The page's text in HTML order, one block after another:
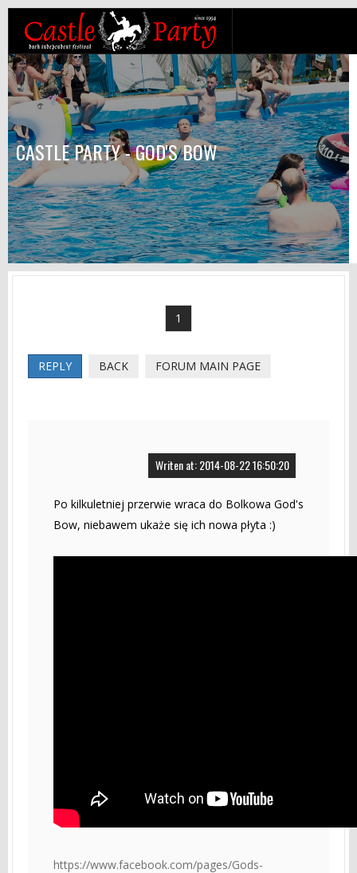
CASTLE PARTY - GOD'S BOW
1
REPLY BACK FORUM MAIN PAGE
Writen at: 2014-08-22 16:50:20
Po kilkuletniej przerwie wraca do Bolkowa God's
Bow, niebawem ukaże się ich nowa płyta :)
https://www.facebook.com/pages/Gods-